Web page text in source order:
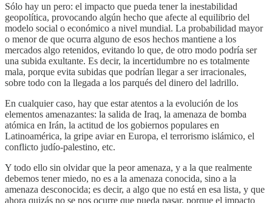
Sólo hay un pero: el impacto que pueda tener la inestabilidad
geopolítica, provocando algún hecho que afecte al equilibrio del
modelo social o económico a nivel mundial. La probabilidad mayor
o menor de que ocurra alguno de esos hechos mantiene a los
mercados algo retenidos, evitando lo que, de otro modo podría ser
una subida exultante. Es decir, la incertidumbre no es totalmente
mala, porque evita subidas que podrían llegar a ser irracionales,
sobre todo con la llegada a los parqués del dinero del ladrillo.
En cualquier caso, hay que estar atentos a la evolución de los
elementos amenazantes: la salida de Iraq, la amenaza de bomba
atómica en Irán, la actitud de los gobiernos populares en
Latinoamérica, la gripe aviar en Europa, el terrorismo islámico, el
conflicto judío-palestino, etc.
Y todo ello sin olvidar que la peor amenaza, y a la que realmente
debemos tener miedo, no es a la amenaza conocida, sino a la
amenaza desconocida; es decir, a algo que no está en esa lista, y que
ahora quizás no se nos ocurre que pueda pasar, porque el impacto